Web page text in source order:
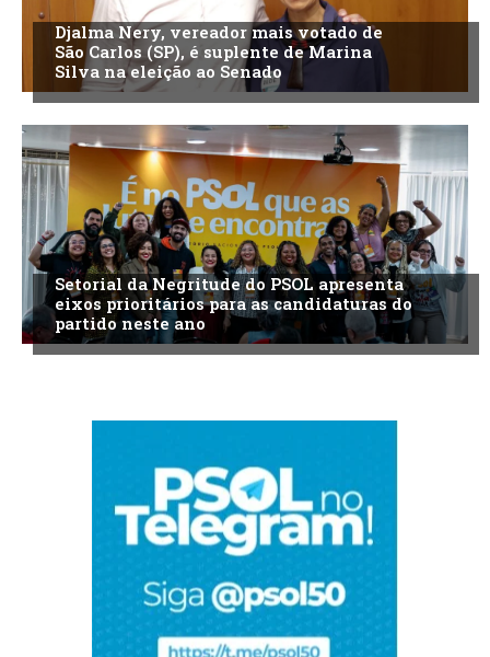
Djalma Nery, vereador mais votado de
São Carlos (SP), é suplente de Marina
Silva na eleição ao Senado
Setorial da Negritude do PSOL apresenta
eixos prioritários para as candidaturas do
partido neste ano